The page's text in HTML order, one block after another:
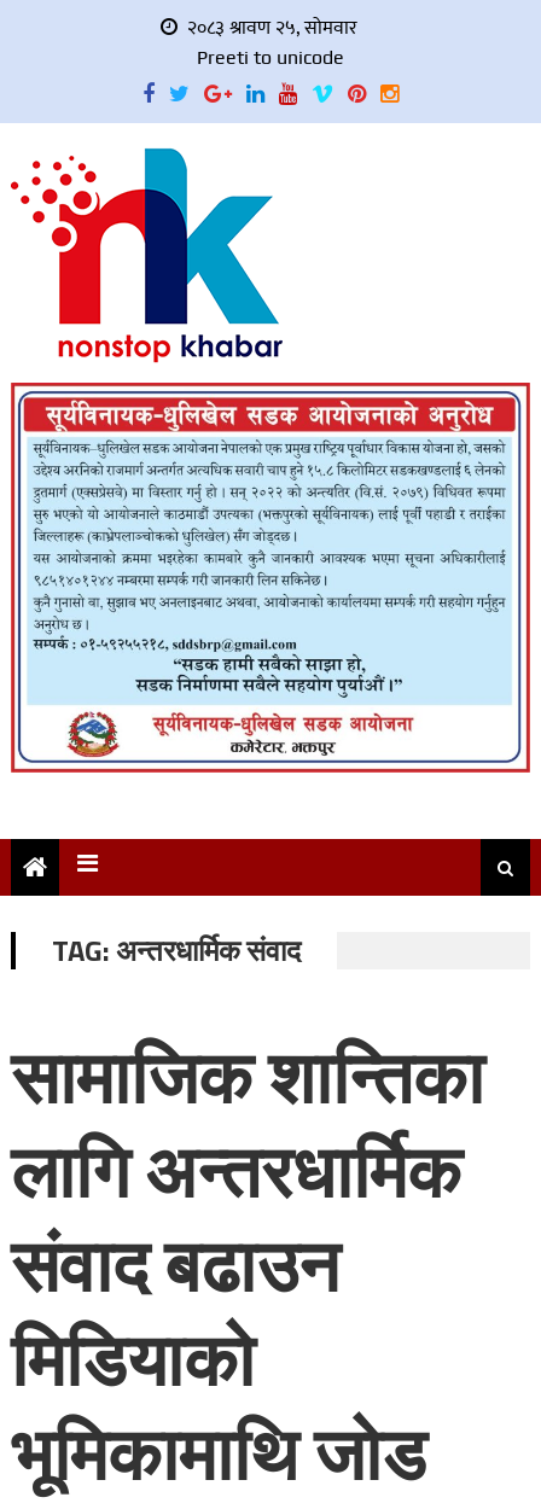
२०८३ श्रावण २५, सोमवार
Preeti to unicode
TAG:अन्तरधार्मिक संवाद
सामाजिक शान्तिका
लागि अन्तरधार्मिक
संवाद बढाउन
मिडियाको
भूमिकामाथि जोड